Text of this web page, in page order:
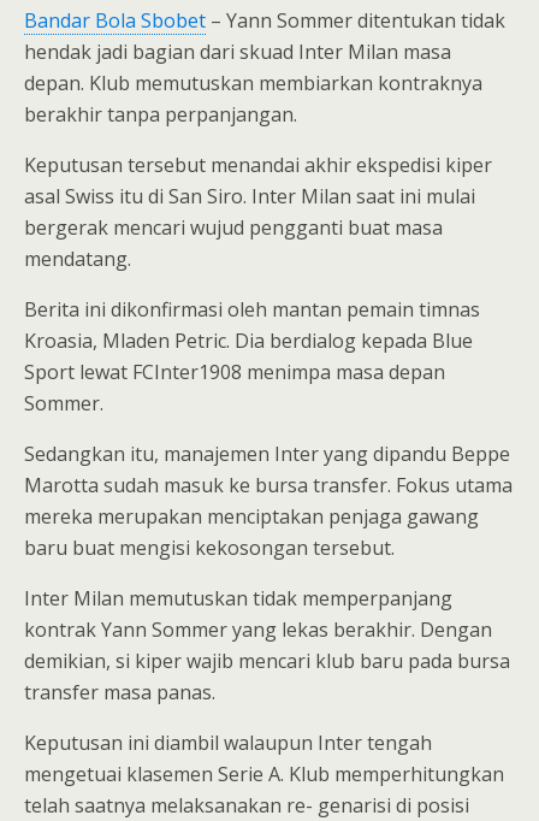
Bandar Bola Sbobet – Yann Sommer ditentukan tidak
hendak jadi bagian dari skuad Inter Milan masa
depan. Klub memutuskan membiarkan kontraknya
berakhir tanpa perpanjangan.
Keputusan tersebut menandai akhir ekspedisi kiper
asal Swiss itu di San Siro. Inter Milan saat ini mulai
bergerak mencari wujud pengganti buat masa
mendatang.
Berita ini dikonfirmasi oleh mantan pemain timnas
Kroasia, Mladen Petric. Dia berdialog kepada Blue
Sport lewat FCInter1908 menimpa masa depan
Sommer.
Sedangkan itu, manajemen Inter yang dipandu Beppe
Marotta sudah masuk ke bursa transfer. Fokus utama
mereka merupakan menciptakan penjaga gawang
baru buat mengisi kekosongan tersebut.
Inter Milan memutuskan tidak memperpanjang
kontrak Yann Sommer yang lekas berakhir. Dengan
demikian, si kiper wajib mencari klub baru pada bursa
transfer masa panas.
Keputusan ini diambil walaupun Inter tengah
mengetuai klasemen Serie A. Klub memperhitungkan
telah saatnya melaksanakan re- genarisi di posisi